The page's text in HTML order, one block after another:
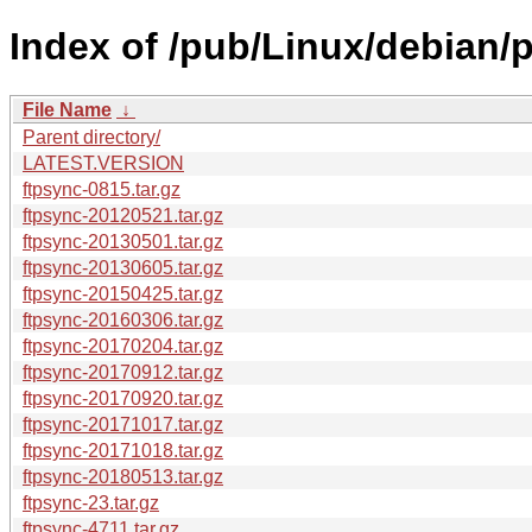
Index of /pub/Linux/debian/
File Name ↓
Parent directory/
LATEST.VERSION
ftpsync-0815.tar.gz
ftpsync-20120521.tar.gz
ftpsync-20130501.tar.gz
ftpsync-20130605.tar.gz
ftpsync-20150425.tar.gz
ftpsync-20160306.tar.gz
ftpsync-20170204.tar.gz
ftpsync-20170912.tar.gz
ftpsync-20170920.tar.gz
ftpsync-20171017.tar.gz
ftpsync-20171018.tar.gz
ftpsync-20180513.tar.gz
ftpsync-23.tar.gz